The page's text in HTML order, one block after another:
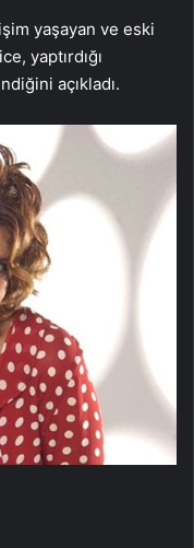
yaşayan ve eski
yaptırdığı
açıkladı.